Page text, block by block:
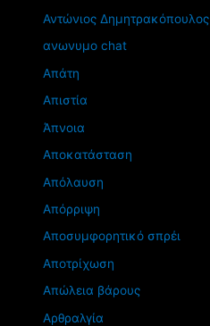
Αντώνιος Δημητρακόπουλος
ανωνυμο chat
Απάτη
Απιστία
Άπνοια
Αποκατάσταση
Απόλαυση
Απόρριψη
Αποσυμφορητικό σπρέι
Αποτρίχωση
Απώλεια βάρους
Αρθραλγία